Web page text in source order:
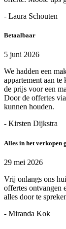
- Laura Schouten
Betaalbaar
5 juni 2026
We hadden een
appartement aan
de prijs voor een
Door de offertes
kunnen houden.
- Kirsten Dijkstra
Alles in het verkopen
29 mei 2026
Vrij onlangs ons
offertes ontvangen
alles door te
- Miranda Kok